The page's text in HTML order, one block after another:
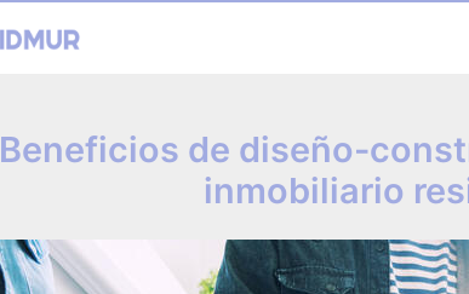
Beneficios de diseño-
inmobiliario